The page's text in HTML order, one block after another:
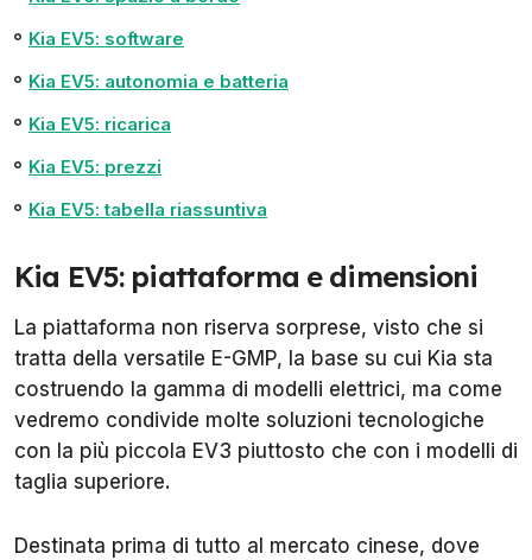
Kia EV5: software
Kia EV5: autonomia e batteria
Kia EV5: ricarica
Kia EV5: prezzi
Kia EV5: tabella riassuntiva
Kia EV5: piattaforma e dimensioni
La piattaforma non riserva sorprese, visto che si
tratta della versatile E-GMP, la base su cui Kia sta
costruendo la gamma di modelli elettrici, ma come
vedremo condivide molte soluzioni tecnologiche
con la più piccola EV3 piuttosto che con i modelli di
taglia superiore.
Destinata prima di tutto al mercato cinese, dove